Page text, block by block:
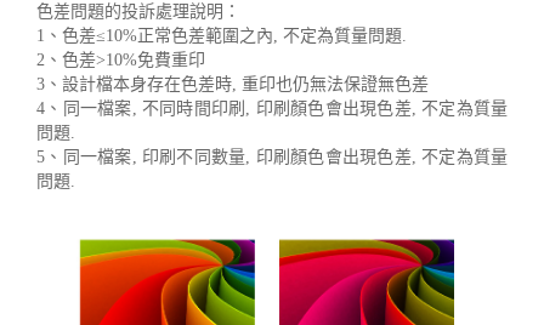
色差問題的投訴處理說明：
1、色差≤10%正常色差範圍之內, 不定為質量問題.
2、色差>10%免費重印
3、設計檔本身存在色差時, 重印也仍無法保證無色差
4、同一檔案, 不同時間印刷, 印刷顏色會出現色差, 不定為質量
問題.
5、同一檔案, 印刷不同數量, 印刷顏色會出現色差, 不定為質量
問題.